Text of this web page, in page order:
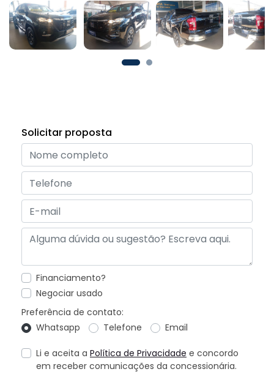
Solicitar proposta
Financiamento?
Negociar usado
Preferência de contato:
Whatsapp
Telefone Email
Li e aceita a Política de Privacidade e concordo
em receber comunicações da concessionária.